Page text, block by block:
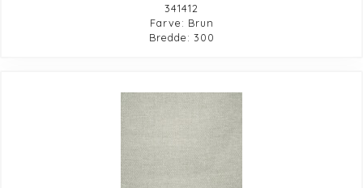
341412
Farve: Brun
Bredde: 300